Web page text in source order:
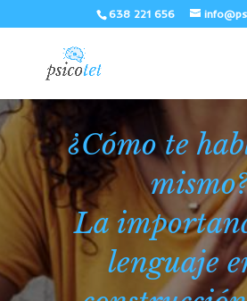
638 221 656
¿Cómo te
La
lenguaje